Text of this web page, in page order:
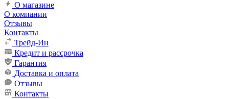
О магазине
О компании
Отзывы
Контакты
Трейд-Ин
Кредит и рассрочка
Гарантия
Доставка и оплата
Отзывы
Контакты